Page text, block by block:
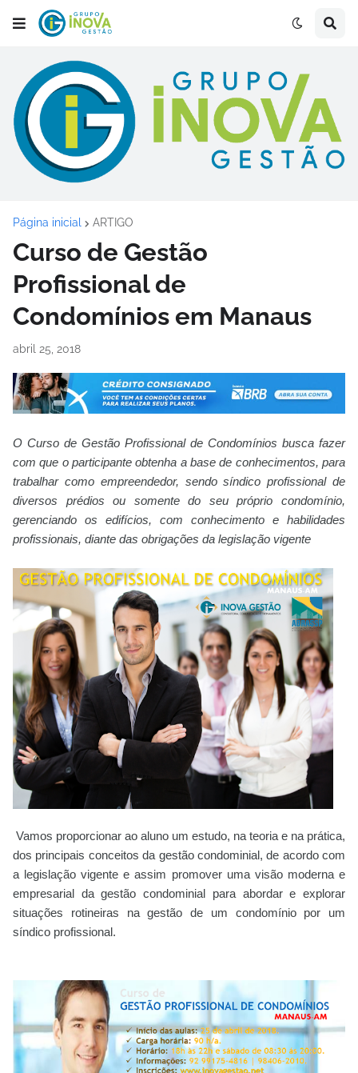
Página inicial ARTIGO
Curso de Gestão
Profissional de
Condomínios em Manaus
abril 25, 2018
O Curso de Gestão Profissional de Condomínios busca fazer
com que o participante obtenha a base de conhecimentos, para
trabalhar como empreendedor, sendo síndico profissional de
diversos prédios ou somente do seu próprio condomínio,
gerenciando os edifícios, com conhecimento e habilidades
profissionais, diante das obrigações da legislação vigente
Vamos proporcionar ao aluno um estudo, na teoria e na prática,
dos principais conceitos da gestão condominial, de acordo com
a legislação vigente e assim promover uma visão moderna e
empresarial da gestão condominial para abordar e explorar
situações rotineiras na gestão de um condomínio por um
síndico profissional.